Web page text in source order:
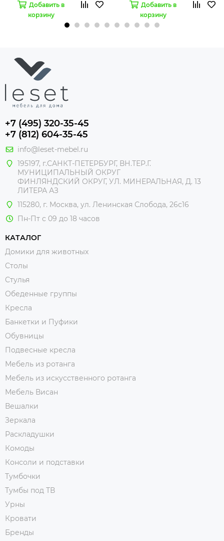
Добавить в
корзину
Добавить в
корзину
+7 (495) 320-35-45
+7 (812) 604-35-45
info@leset-mebel.ru
195197, г.САНКТ-ПЕТЕРБУРГ, ВН.ТЕР.Г.
МУНИЦИПАЛЬНЫЙ ОКРУГ
ФИНЛЯНДСКИЙ ОКРУГ, УЛ. МИНЕРАЛЬНАЯ, Д. 13
ЛИТЕРА АЗ
115280, г. Москва, ул. Ленинская Слобода, 26с16
Пн-Пт с 09 до 18 часов
КАТАЛОГ
Домики для животных
Столы
Стулья
Обеденные группы
Кресла
Банкетки и Пуфики
Обувницы
Подвесные кресла
Мебель из ротанга
Мебель из искусственного ротанга
Мебель Висан
Вешалки
Зеркала
Раскладушки
Комоды
Консоли и подставки
Тумбочки
Тумбы под ТВ
Урны
Кровати
Бренды